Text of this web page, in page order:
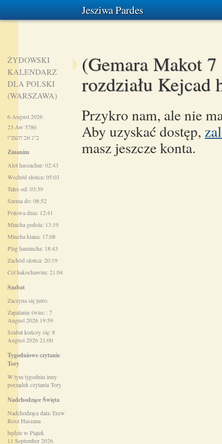
Jesziwa Pardes
ŻYDOWSKI
KALENDARZ
DLA POLSKI
(WARSZAWA)
6 August 2026
23 Aw 5786
כ"ג אב תשפ"ו
Zmanim
Alot haszachar: 02:43
Wschód słońca: 05:03
Tałes od: 03:39
Szema do: 08:52
Połowa dnia: 12:41
Mincha gedola: 13:19
Mincha ktana: 17:08
Plag hamincha: 18:43
Zachód słońca: 20:19
Cet hakochawim: 21:04
Szabat
Zaczyna się jutro.
Zapalanie świec : 7
August 2026 19:59
Szabat kończy się: 8
August 2026 21:00
Tygodniowe czytanie
Tory
W tym tygodniu inny
porządek czytania Tory
Nadchodzące Święta
Nadchodząca data: Erew
Rosz Haszana
będzie w Piątek
11 September 2026
(Gemara Makot
rozdziału Kejcad
Przykro nam, ale nie
Aby uzyskać dostęp,
masz jeszcze konta.